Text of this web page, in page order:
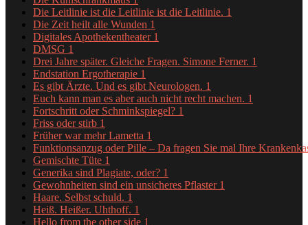
Die Leitlinie ist die Leitlinie ist die Leitlinie. 1
Die Zeit heilt alle Wunden 1
Digitales Apothekentheater 1
DMSG 1
Drei Jahre später. Gleiche Fragen. Simone Ferner. 1
Endstation Ergotherapie 1
Es gibt Ärzte. Und es gibt Neurologen. 1
Euch kann man es aber auch nicht recht machen. 1
Fortschritt oder Schminkspiegel? 1
Friss oder stirb 1
Früher war mehr Lametta 1
Funktionsanzug oder Pille – Da fragen Sie mal Ihre
Gemischte Tüte 1
Generika sind Plagiate, oder? 1
Gewohnheiten sind ein unsicheres Pflaster 1
Haare. Selbst schuld. 1
Heiß. Heißer. Uhthoff. 1
Hello from the other side 1